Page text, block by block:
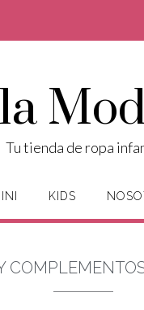
Tu tienda de ropa
KIDS